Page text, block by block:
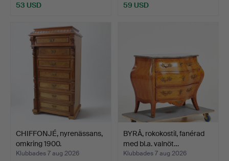
53 USD 59 USD
CHIFFONJÉ, nyrenässans,
omkring 1900.
Klubbades 7 aug 2026
BYRÅ, rokokostil, fanérad
med bl.a. valnöt…
Klubbades 7 aug 2026